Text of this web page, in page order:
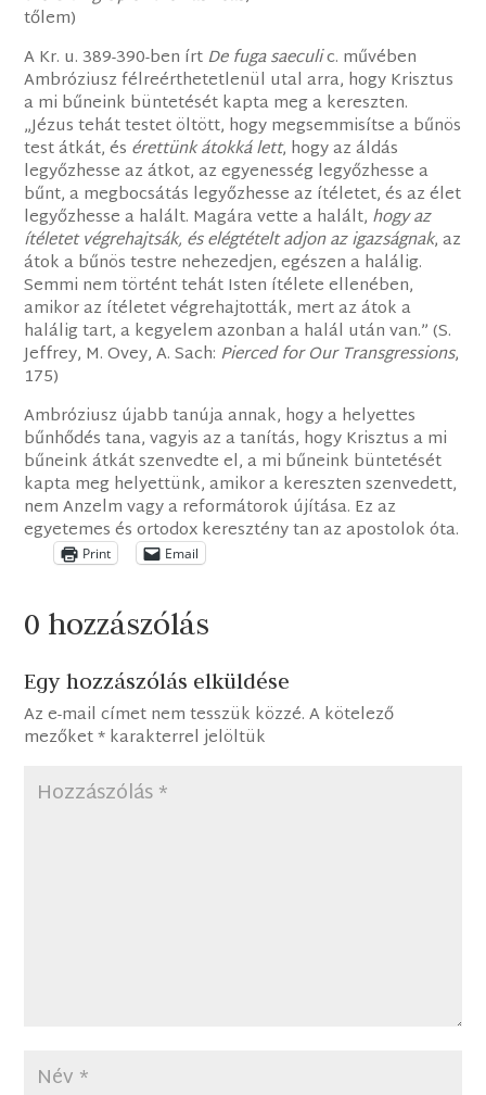
tőlem)
A Kr. u. 389-390-ben írtDe fuga saeculic. művében
Ambróziusz félreérthetetlenül utal arra, hogy Krisztus
a mi bűneink büntetését kapta meg a kereszten.
„Jézus tehát testet öltött, hogy megsemmisítse a bűnös
test átkát, és érettünk átokká lett, hogy az áldás
legyőzhesse az átkot, az egyenesség legyőzhesse a
bűnt, a megbocsátás legyőzhesse az ítéletet, és az élet
legyőzhesse a halált. Magára vette a halált, hogy az
ítéletet végrehajtsák, és elégtételt adjon az igazságnak, az
átok a bűnös testre nehezedjen, egészen a halálig.
Semmi nem történt tehát Isten ítélete ellenében,
amikor az ítéletet végrehajtották, mert az átok a
halálig tart, a kegyelem azonban a halál után van.” (S.
Jeffrey, M. Ovey, A. Sach: Pierced for Our Transgressions,
175)
Ambróziusz újabb tanúja annak, hogy a helyettes
bűnhődés tana, vagyis az a tanítás, hogy Krisztus a mi
bűneink átkát szenvedte el, a mi bűneink büntetését
kapta meg helyettünk, amikor a kereszten szenvedett,
nem Anzelm vagy a reformátorok újítása. Ez az
egyetemes és ortodox keresztény tan az apostolok óta.
Print Email
0 hozzászólás
Egy hozzászólás elküldése
Az e-mail címet nem tesszük közzé. A kötelező
mezőket*karakterrel jelöltük